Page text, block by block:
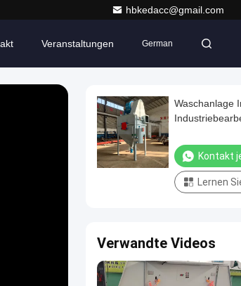
hbkedacc@gmail.com
Veranstaltungen German
Waschanlage
Kontakt
Lernen
Verwandte Videos